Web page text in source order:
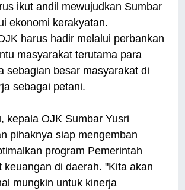
ikut andil mewujudkan Sumbar
ekonomi kerakyatan.
harus hadir melalui perbankan
masyarakat terutama para
sebagian besar masyarakat di
sebagai petani.
kepala OJK Sumbar Yusri
pihaknya siap mengemban
program Pemerintah
keuangan di daerah. "Kita akan
mungkin untuk kinerja